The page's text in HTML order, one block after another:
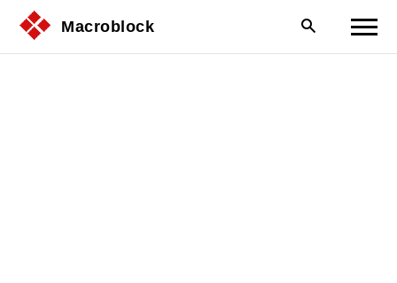
Macroblock